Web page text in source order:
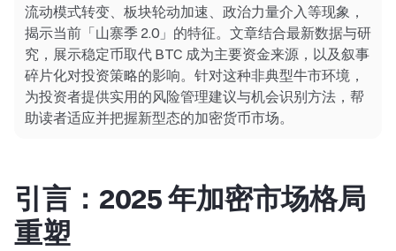
流动模式转变、板块轮动加速、政治力量介入等现象，
揭示当前「山寨季 2.0」的特征。文章结合最新数据与研
究，展示稳定币取代 BTC 成为主要资金来源，以及叙事
碎片化对投资策略的影响。针对这种非典型牛市环境，
为投资者提供实用的风险管理建议与机会识别方法，帮
助读者适应并把握新型态的加密货币市场。
引言：2025 年加密市场格局
重塑